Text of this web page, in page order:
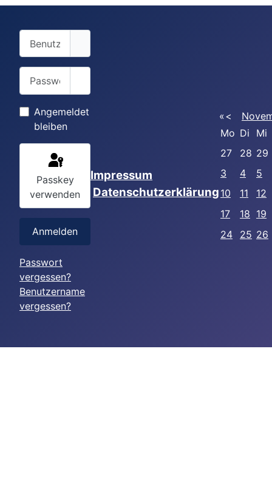
Angemeldet
bleiben
Passkey
verwenden
Anmelden
Passwort
vergessen?
Benutzername
vergessen?
Impressum
Datenschutzerklärung
«<
Mo Di
Mi
27
28 29
3
4
5
10
11
12
17
18 19
24
25 26